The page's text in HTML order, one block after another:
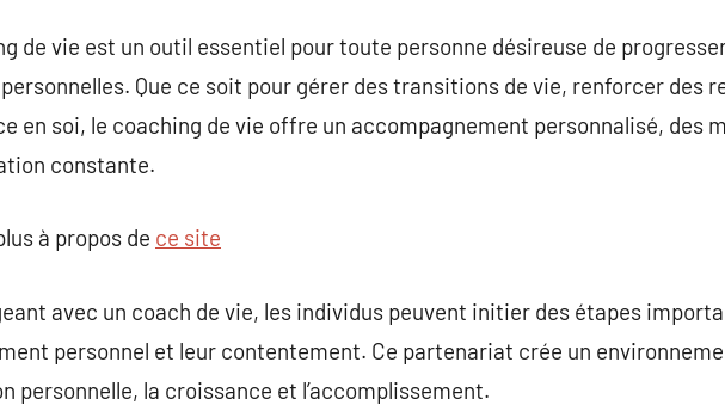
de vie est un outil essentiel pour toute personne désireuse de
Que ce soit pour gérer des transitions de vie, renforcer des
en soi, le coaching de vie offre un accompagnement personnalisé, des
constante.
à propos de ce site
avec un coach de vie, les individus peuvent initier des étapes
personnel et leur contentement. Ce partenariat crée un
personnelle, la croissance et l’accomplissement.